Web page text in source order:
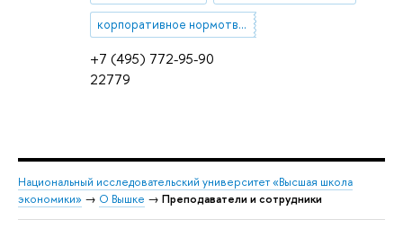
+7 (495) 772-95-90
22779
корпоративное нормотворчество
Национальный исследовательский университет «Высшая школа
экономики» → О Вышке → Преподаватели и сотрудники